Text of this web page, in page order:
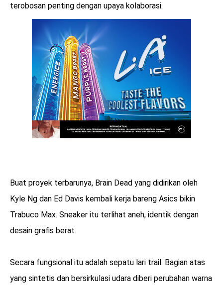
menarik
terobosan penting dengan upaya kolaborasi.
Buat proyek terbarunya, Brain Dead yang didirikan oleh
Kyle Ng dan Ed Davis kembali kerja bareng Asics bikin
Trabuco Max. Sneaker itu terlihat aneh, identik dengan
desain grafis berat.
Secara fungsional itu adalah sepatu lari trail. Bagian atas
yang sintetis dan bersirkulasi udara diberi perubahan warna